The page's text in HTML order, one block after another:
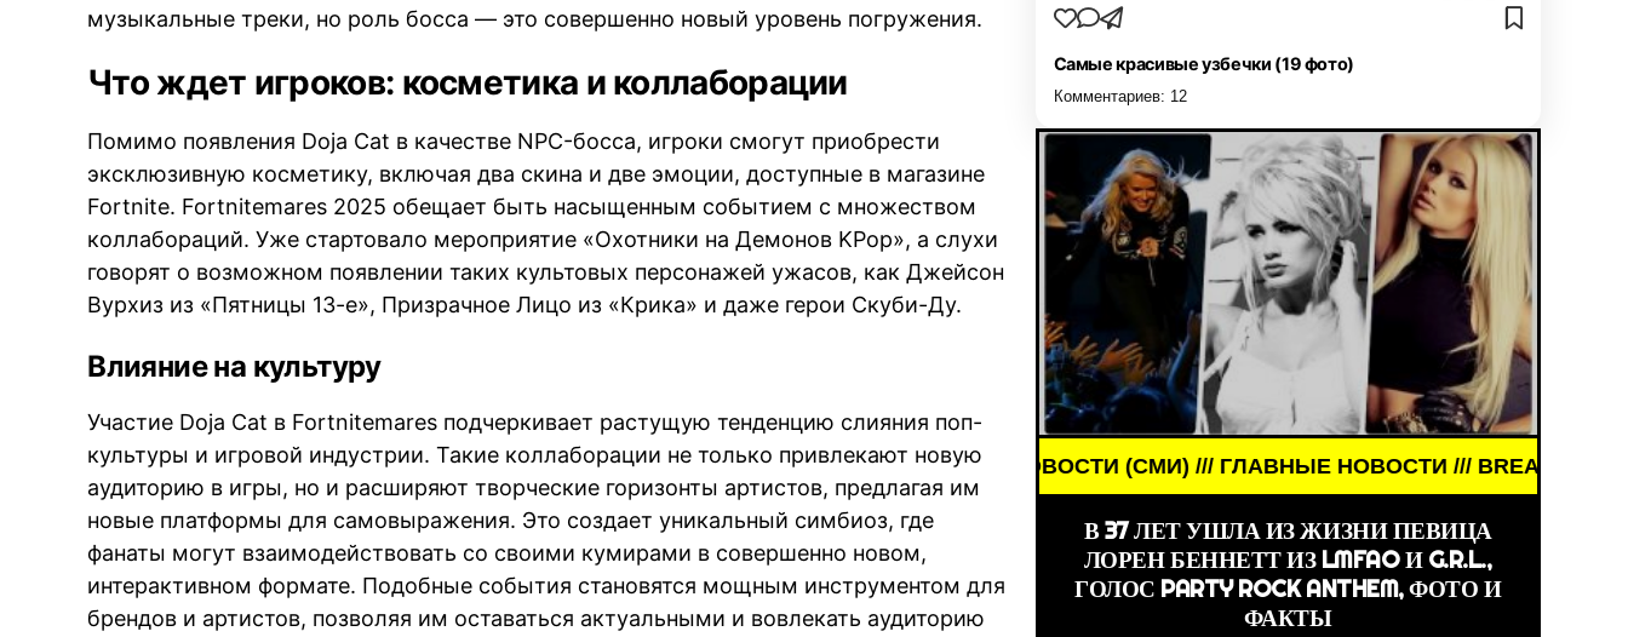
музыкальные треки, но роль босса — это совершенно новый уровень погружения.
Что ждет игроков: косметика и коллаборации
Помимо появления Doja Cat в качестве NPC-босса, игроки смогут приобрести
эксклюзивную косметику, включая два скина и две эмоции, доступные в магазине
Fortnite. Fortnitemares 2025 обещает быть насыщенным событием с множеством
коллабораций. Уже стартовало мероприятие «Охотники на Демонов KPop», а слухи
говорят о возможном появлении таких культовых персонажей ужасов, как Джейсон
Вурхиз из «Пятницы 13-е», Призрачное Лицо из «Крика» и даже герои Скуби-Ду.
Влияние на культуру
Участие Doja Cat в Fortnitemares подчеркивает растущую тенденцию слияния поп-
культуры и игровой индустрии. Такие коллаборации не только привлекают новую
аудиторию в игры, но и расширяют творческие горизонты артистов, предлагая им
новые платформы для самовыражения. Это создает уникальный симбиоз, где
фанаты могут взаимодействовать со своими кумирами в совершенно новом,
интерактивном формате. Подобные события становятся мощным инструментом для
брендов и артистов, позволяя им оставаться актуальными и вовлекать аудиторию
Самые красивые узбечки (19 фото)
Комментариев: 12
BREAKING NEWS /// НОВОСТИ (СМИ) /// ГЛАВНЫЕ НОВОСТИ /// BREAKING NEWS ///
В 37 ЛЕТ УШЛА ИЗ ЖИЗНИ ПЕВИЦА
ЛОРЕН БЕННЕТТ ИЗ LMFAO И G.R.L.,
ГОЛОС PARTY ROCK ANTHEM, ФОТО И
ФАКТЫ